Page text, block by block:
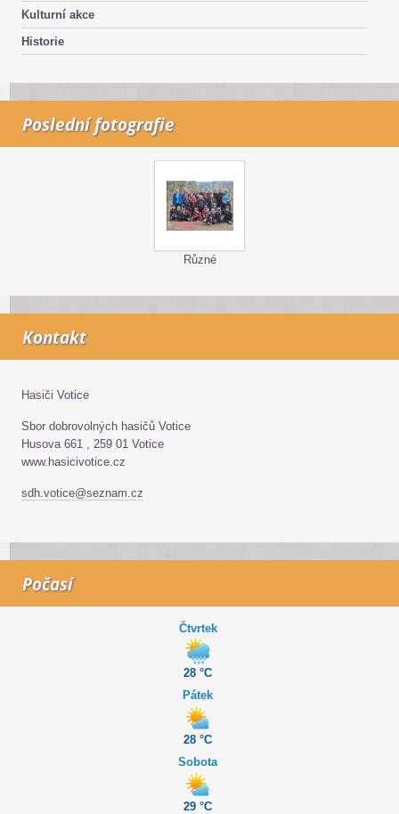
Kulturní akce
Historie
Poslední fotografie
Různé
Kontakt
Hasiči Votice
Sbor dobrovolných hasičů Votice
Husova 661 , 259 01 Votice
www.hasicivotice.cz
sdh.votice@seznam.cz
Počasí
Čtvrtek
28 °C
Pátek
28 °C
Sobota
29 °C